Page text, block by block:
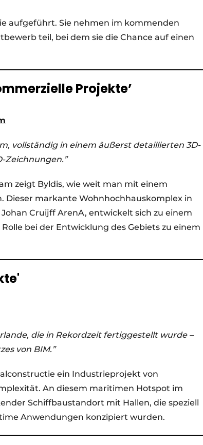
aufgeführt. Sie nehmen im kommenden
teil, bei dem sie die Chance auf einen
Projekte’
vollständig in einem äußerst detaillierten 3D-
Zeichnungen.”
zeigt Byldis, wie weit man mit einem
Dieser markante Wohnhochhauskomplex in
Cruijff ArenA, entwickelt sich zu einem
bei der Entwicklung des Gebiets zu einem
die in Rekordzeit fertiggestellt wurde –
von BIM.”
ein Industrieprojekt von
An diesem maritimen Hotspot im
Schiffbaustandort mit Hallen, die speziell
Anwendungen konzipiert wurden.